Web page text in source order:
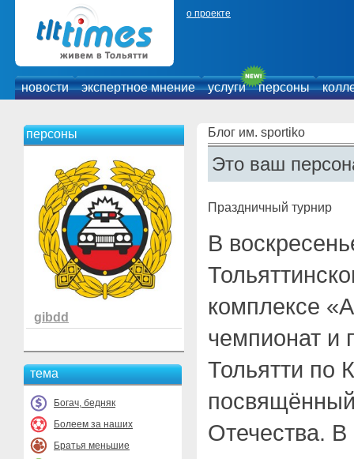
о проекте
новости экспертное мнение услуги персоны
персоны
gibdd
тема
Богач, бедняк
Болеем за наших
Братья меньшие
Блог им. sportiko
Это ваш
Праздничный турнир
В
комплексе
чемпионат и
Тольятти по
Отечества. В